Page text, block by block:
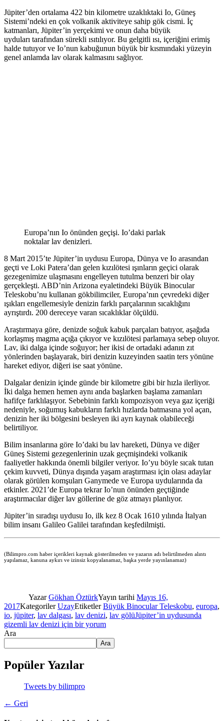
Jüpiter’den ortalama 422 bin kilometre uzaklıktaki Io, Güneş
Sistemi’ndeki en çok volkanik aktiviteye sahip gök cismi. İç
katmanları, Jüpiter’in yerçekimi ve onun daha büyük
uyduları tarafından sürekli ısıtılıyor. Bu gelgitli ısı, içeriğini erimiş
halde tutuyor ve Io’nun kabuğunun büyük bir kısmındaki yüzeyin
genel anlamda lav olarak kalmasını sağlıyor.
Europa’nın Io önünden geçişi. Io’daki parlak
noktalar lav denizleri.
8 Mart 2015’te Jüpiter’in uydusu Europa, Dünya ve Io arasından
geçti ve Loki Patera’dan gelen kızılötesi ışınların geçici olarak
gezegenimize ulaşmasını engelleyen tutulma benzeri bir olay
gerçekleşti. ABD’nin Arizona eyaletindeki Büyük Binocular
Teleskobu’nu kullanan gökbilimciler, Europa’nın çevredeki diğer
ışıkları engellemesiyle denizin farklı parçalarının sıcaklığını
ayrıştırdı. 200 dereceye varan sıcaklıklar ölçüldü.
Araştırmaya göre, denizde soğuk kabuk parçaları batıyor, aşağıda
korlaşmış magma açığa çıkıyor ve kızılötesi parlamaya sebep oluyor.
Lav, iki dalga içinde soğuyor; her ikisi de ortadaki adanın zıt
yönlerinden başlayarak, biri denizin kuzeyinden saatin ters yönüne
hareket ediyor, diğeri ise saat yönüne.
Dalgalar denizin içinde günde bir kilometre gibi bir hızla ilerliyor.
İki dalga hemen hemen aynı anda başlarken başlama zamanları
hafifçe farklılaşıyor. Sebebinin farklı kompozisyon veya gaz içeriği
nedeniyle, soğumuş kabukların farklı hızlarda batmasına yol açan,
denizin her iki bölgesini besleyen iki ayrı kaynak olabileceği
belirtiliyor.
Bilim insanlarına göre Io’daki bu lav hareketi, Dünya ve diğer
Güneş Sistemi gezegenlerinin uzak geçmişindeki volkanik
faaliyetler hakkında önemli bilgiler veriyor. Io’yu böyle sıcak tutan
çekim kuvveti, Dünya dışında yaşam araştırması için olası adaylar
olarak görülen komşuları Ganymede ve Europa uydularında da
etkinler. 2021’de Europa tekrar Io’nun önünden geçtiğinde
araştırmacılar diğer lav göllerine de göz atmayı planlıyor.
Jüpiter’in sıradışı uydusu Io, ilk kez 8 Ocak 1610 yılında İtalyan
bilim insanı Galileo Galilei tarafından keşfedilmişti.
(Bilimpro.com haber içerikleri kaynak gösterilmeden ve yazarın adı belirtilmeden alıntı
yapılamaz, kanuna aykırı ve izinsiz kopyalanamaz, başka yerde yayınlanamaz)
YazarGökhan ÖztürkYayın tarihi Mayıs 16,
2017KategorilerUzayEtiketlerBüyük Binocular Teleskobu, europa,
io, jüpiter, lav dalgası, lav denizi, lav gölüJüpiter’in uydusunda
gizemli lav denizi için bir yorum
Ara
Ara
Popüler Yazılar
Tweets by bilimpro
← Geri